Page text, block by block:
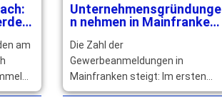
am
Unternehmensgründunge
n nehmen in Mainfranken
Die Zahl der
Gewerbeanmeldungen in
Mainfranken steigt: Im ersten
Halbjahr 2026 wurden insgesamt